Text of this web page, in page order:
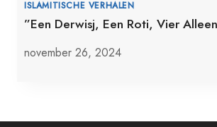
ISLAMITISCHE VERHALEN
”Een Derwisj, Een Roti, Vier
november 26, 2024